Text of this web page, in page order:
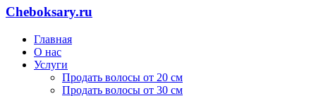
Cheboksary.ru
Главная
О нас
Услуги
Продать волосы от 20 см
Продать волосы от 30 см